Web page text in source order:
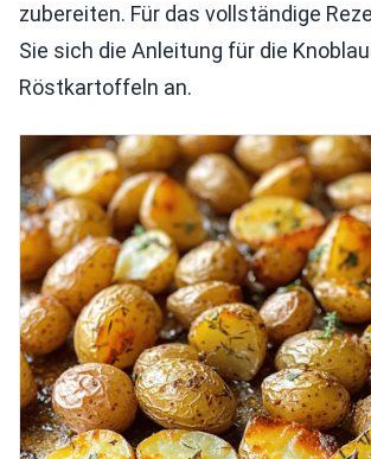
zubereiten. Für das vollständige
Sie sich die Anleitung für die
Röstkartoffeln an.